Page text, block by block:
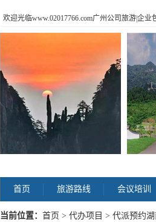
欢迎光临www.02017766.com广州公司旅游|企
首页 旅游路线 会议培训
当前位置： 首页 > 代办项目 > 代派预约